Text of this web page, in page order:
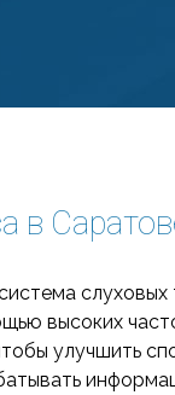
в
слуховых
высоких
улучшить